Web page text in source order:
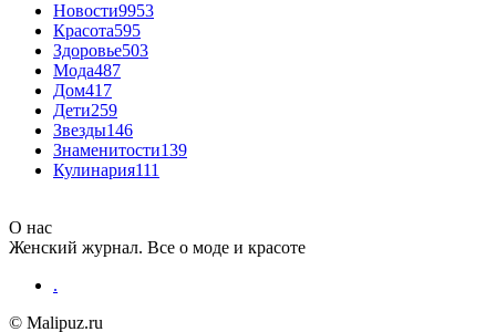
Новости9953
Красота595
Здоровье503
Мода487
Дом417
Дети259
Звезды146
Знаменитости139
Кулинария111
О нас
Женский журнал. Все о моде и красоте
.
© Malipuz.ru